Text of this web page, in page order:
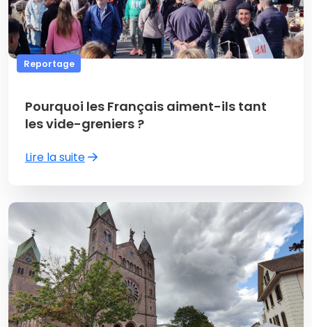
Reportage
Pourquoi les Français aiment-ils tant
les vide-greniers ?
Lire la suite